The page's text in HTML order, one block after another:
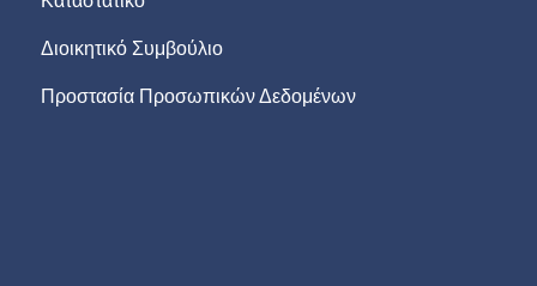
Διοικητικό Συμβούλιο
Προστασία Προσωπικών Δεδομένων